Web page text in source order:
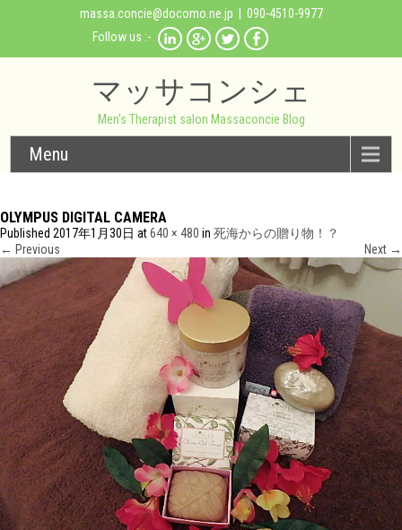
massa.concie@docomo.ne.jp | 090-4510-9977
Follow us :-
マッサコンシェ
Men's Therapist salon Massaconcie Blog
Menu
OLYMPUS DIGITAL CAMERA
Published 2017年1月30日 at640 × 480 in 死海からの贈り物！？
← Previous Next →